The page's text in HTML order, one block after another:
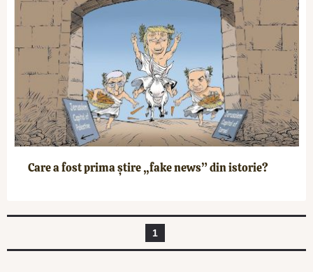
Care a fost prima știre „fake news” din istorie?
1